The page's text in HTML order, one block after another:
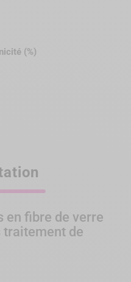
(%)
en fibre de verre
traitement de